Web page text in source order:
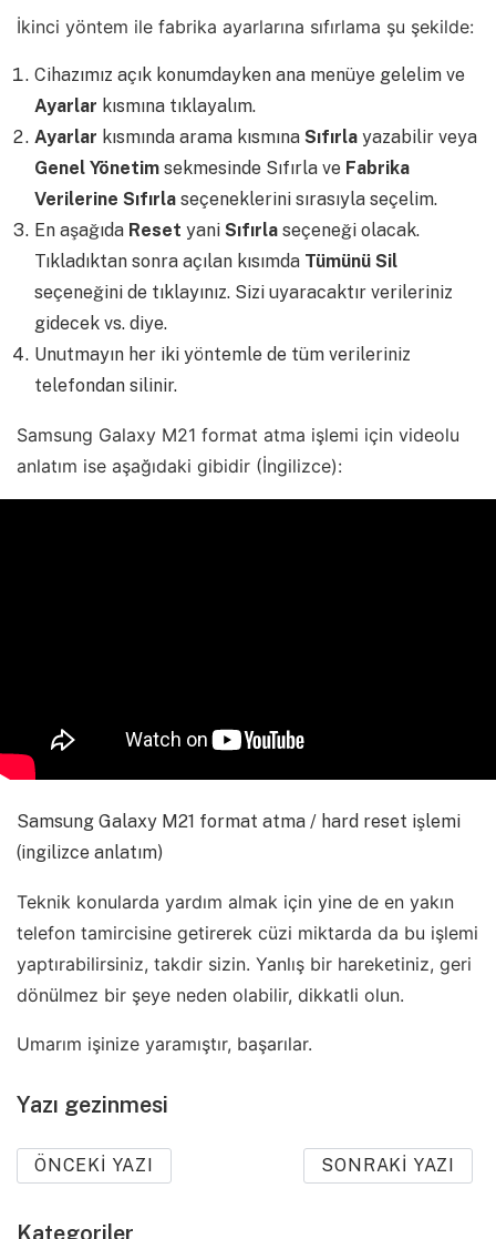
İkinci yöntem ile fabrika ayarlarına sıfırlama şu şekilde:
Cihazımız açık konumdayken ana menüye gelelim ve
Ayarlar kısmına tıklayalım.
Ayarlar kısmında arama kısmına Sıfırla yazabilir veya
Genel Yönetim sekmesinde Sıfırla ve Fabrika
Verilerine Sıfırla seçeneklerini sırasıyla seçelim.
En aşağıda Reset yani Sıfırla seçeneği olacak.
Tıkladıktan sonra açılan kısımda Tümünü Sil
seçeneğini de tıklayınız. Sizi uyaracaktır verileriniz
gidecek vs. diye.
Unutmayın her iki yöntemle de tüm verileriniz
telefondan silinir.
Samsung Galaxy M21 format atma işlemi için videolu
anlatım ise aşağıdaki gibidir (İngilizce):
Samsung Galaxy M21 format atma / hard reset işlemi
(ingilizce anlatım)
Teknik konularda yardım almak için yine de en yakın
telefon tamircisine getirerek cüzi miktarda da bu işlemi
yaptırabilirsiniz, takdir sizin. Yanlış bir hareketiniz, geri
dönülmez bir şeye neden olabilir, dikkatli olun.
Umarım işinize yaramıştır, başarılar.
Yazı gezinmesi
ÖNCEKI YAZI SONRAKI YAZI